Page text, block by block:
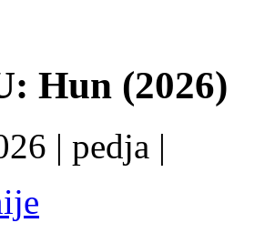
Hun (2026)
| pedja |